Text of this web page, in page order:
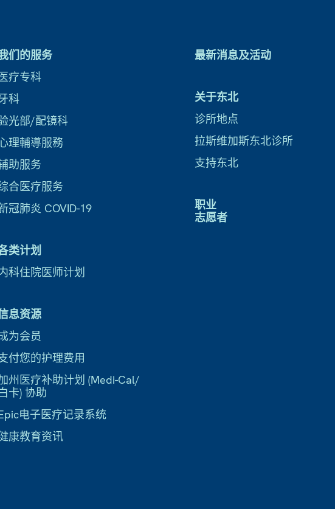
们的服务
医疗专科
科
光部/配镜科
理輔導服務
助服务
合医疗服务
冠肺炎 COVID-19
类计划
科住院医师计划
息资源
为会员
付您的护理费用
州医疗补助计划 (Medi-Cal/
卡) 协助
电子医疗记录系统
康教育资讯
最新消息及活动
关于东北
诊所地点
拉斯维加斯东北诊所
支持东北
职业
志愿者